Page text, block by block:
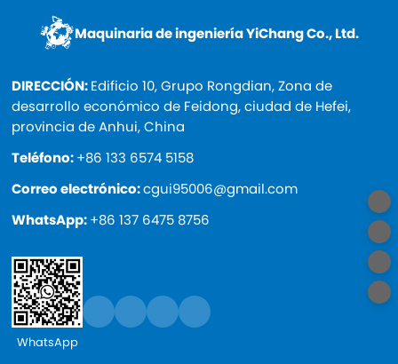
Maquinaria de ingeniería YiChang Co., Ltd.
DIRECCIÓN:Edificio 10, Grupo Rongdian, Zona de
desarrollo económico de Feidong, ciudad de Hefei,
provincia de Anhui, China
Teléfono:+86 133 6574 5158
Correo electrónico:cgui95006@gmail.com
WhatsApp:+86 137 6475 8756
WhatsApp